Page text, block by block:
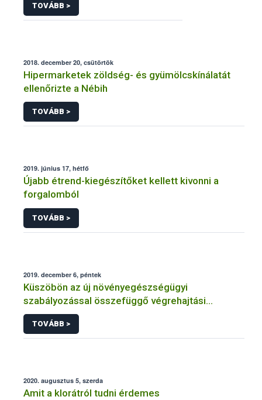
TOVÁBB >
2018. december 20, csütörtök
Hipermarketek zöldség- és gyümölcskínálatát
ellenőrizte a Nébih
TOVÁBB >
2019. június 17, hétfő
Újabb étrend-kiegészítőket kellett kivonni a
forgalomból
TOVÁBB >
2019. december 6, péntek
Küszöbön az új növényegészségügyi
szabályozással összefüggő végrehajtási
rendelet megjelenése
TOVÁBB >
2020. augusztus 5, szerda
Amit a klorátról tudni érdemes